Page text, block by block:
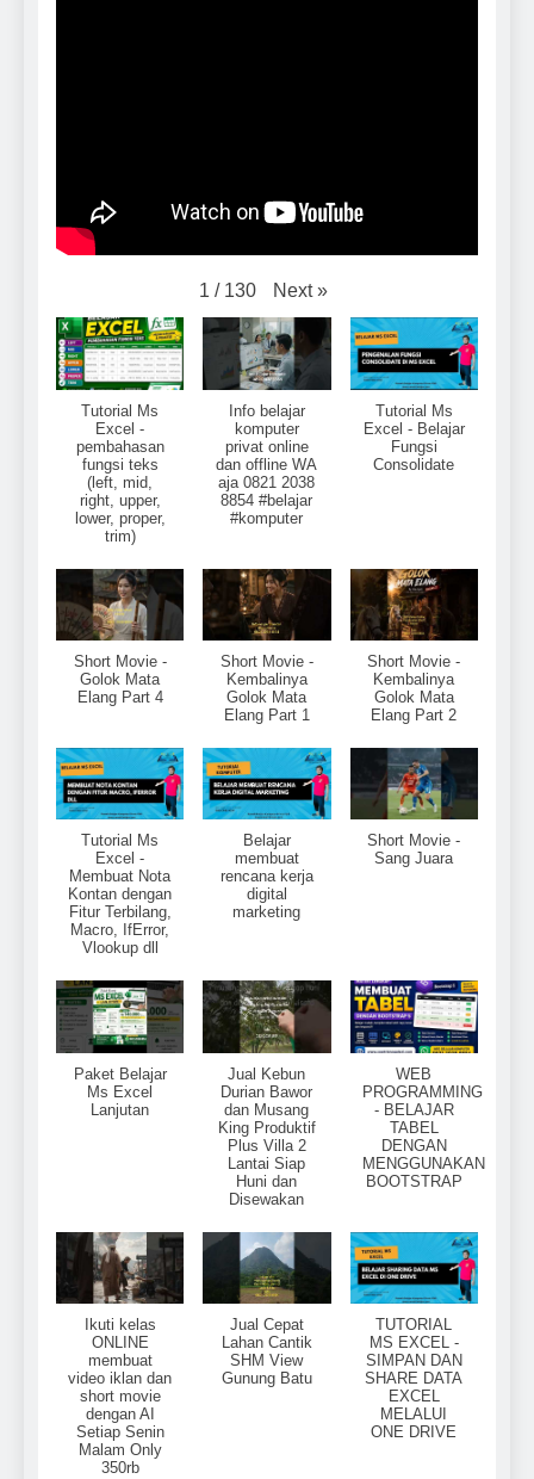
1 / 130 Next »
Tutorial Ms
Excel -
pembahasan
fungsi teks
(left, mid,
right, upper,
lower, proper,
trim)
Info belajar
komputer
privat online
dan offline WA
aja 0821 2038
8854 #belajar
#komputer
Tutorial Ms
Excel - Belajar
Fungsi
Consolidate
Short Movie -
Golok Mata
Elang Part 4
Short Movie -
Kembalinya
Golok Mata
Elang Part 1
Short Movie -
Kembalinya
Golok Mata
Elang Part 2
Tutorial Ms
Excel -
Membuat Nota
Kontan dengan
Fitur Terbilang,
Macro, IfError,
Vlookup dll
Belajar
membuat
rencana kerja
digital
marketing
Short Movie -
Sang Juara
Paket Belajar
Ms Excel
Lanjutan
Jual Kebun
Durian Bawor
dan Musang
King Produktif
Plus Villa 2
Lantai Siap
Huni dan
Disewakan
WEB
PROGRAMMING
- BELAJAR
TABEL
DENGAN
MENGGUNAKAN
BOOTSTRAP
Ikuti kelas
ONLINE
membuat
video iklan dan
short movie
dengan AI
Setiap Senin
Malam Only
350rb
Jual Cepat
Lahan Cantik
SHM View
Gunung Batu
TUTORIAL
MS EXCEL -
SIMPAN DAN
SHARE DATA
EXCEL
MELALUI
ONE DRIVE